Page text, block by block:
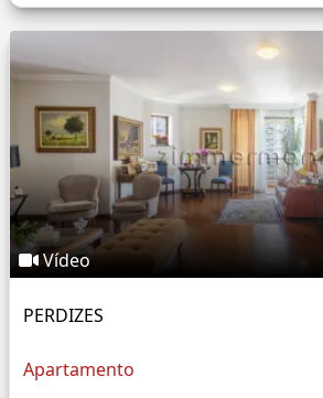
Vídeo
PERDIZES
Apartamento